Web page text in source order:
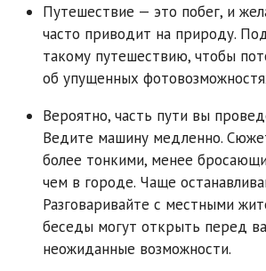
Путешествие — это побег, и
часто приводит на природу.
такому путешествию, чтобы
об упущенных
Вероятно, часть пути вы
Ведите машину медленно.
более тонкими, менее
чем в городе. Чаще
Разговаривайте с местными
беседы могут открыть перед
неожиданные возможности.